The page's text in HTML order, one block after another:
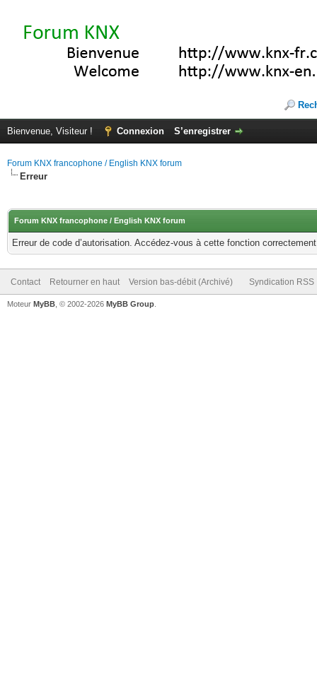
Bienvenue, Visiteur ! Connexion S’enregistrer
Forum KNX francophone / English KNX forum
Erreur
Forum KNX francophone / English KNX forum
Erreur de code d’autorisation. Accédez-vous à cette fonction
Contact Retourner en haut Version bas-débit (Archivé) Syndication RSS
Moteur MyBB , © 2002-2026 MyBB Group